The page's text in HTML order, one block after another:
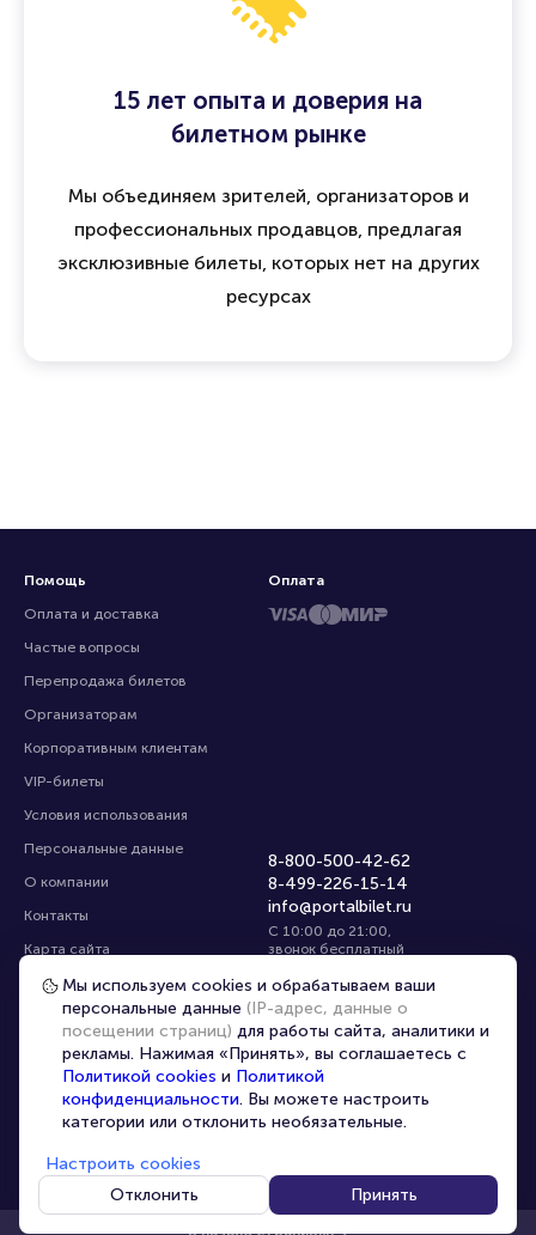
15 лет опыта и доверия на
билетном рынке
Мы объединяем зрителей, организаторов и
профессиональных продавцов, предлагая
эксклюзивные билеты, которых нет на других
ресурсах
Помощь
Оплата и доставка
Частые вопросы
Перепродажа билетов
Организаторам
Корпоративным клиентам
VIP-билеты
Условия использования
Персональные данные
О компании
Контакты
Карта сайта
Управление cookies
8-800-500-42-62
8-499-226-15-14
info@portalbilet.ru
С 10:00 до 21:00,
звонок бесплатный
Все площадки
Оплата
Главная | Екатеринбург
© 2020 - 2026 portalbilet.ru Все права защищены
В начало страницы
Мы используем cookies и обрабатываем ваши
персональные данные (IP-адрес, данные о
посещении страниц) для работы сайта, аналитики и
рекламы. Нажимая «Принять», вы соглашаетесь с
Политикой cookies и Политикой
конфиденциальности. Вы можете настроить
категории или отклонить необязательные.
Настроить cookies
Отклонить
Принять